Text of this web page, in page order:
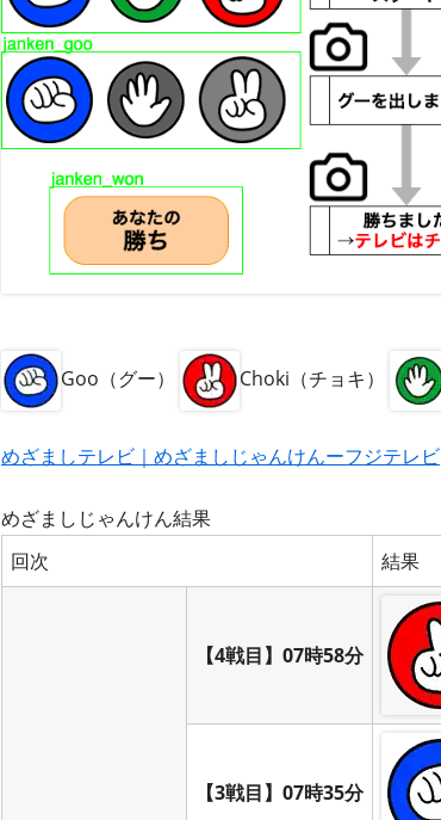
Goo（グー） Choki（チョキ）
めざましテレビ｜めざましじゃんけんーフジテレビ
めざましじゃんけん結果
回次
結果
【4戦目】07時58分
【3戦目】07時35分